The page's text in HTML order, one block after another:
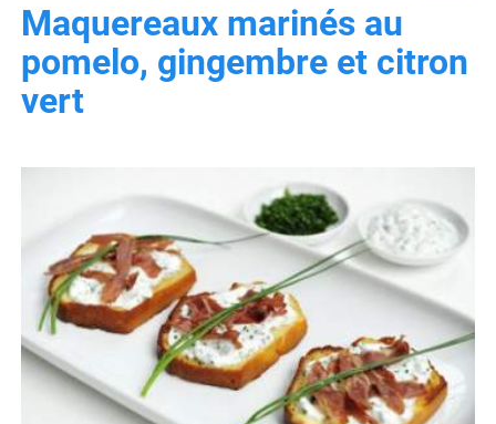
Maquereaux marinés au
pomelo, gingembre et citron
vert